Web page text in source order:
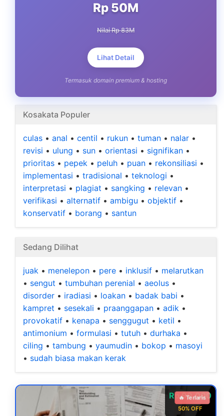
Rp 50M
Nilai Rp 83M
Lihat Detail
Termasuk domain premium & hosting
Kosakata Populer
culas • anal • centil • rukun • tuman • nalar •
revisi • ulung • sun • orientasi • signifikan •
prioritas • pepek • peluh • puan • rekonsiliasi •
implementasi • tradisional • teknologi •
interpretasi • plagiat • sangking • relevan •
verifikasi • alternatif • ambigu • objektif •
konservatif • borang • santun
Sedang Dilihat
juak • menelepon • pere • inklusif • melarutkan
• sengut • tumbuhan perenial • aeolus •
disorder • iradiasi • loakan • badak babi •
kampret • sesekali • praanggapan • adik •
provokatif • kenapa • senggugut • ketil •
antimonium • formulasi • tutuh • durhaka •
ciling • tambung • yaumudin • bokop • masoyi
• sudah biasa makan kerak
Rp 99.000
50% OFF
🔥 Terlaris